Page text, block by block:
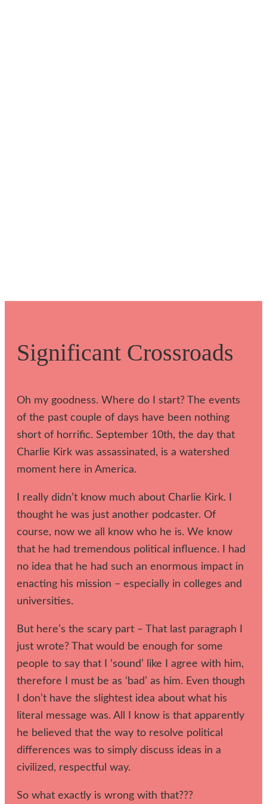
Significant Crossroads
Oh my goodness. Where do I start? The events
of the past couple of days have been nothing
short of horrific. September 10th, the day that
Charlie Kirk was assassinated, is a watershed
moment here in America.
I really didn’t know much about Charlie Kirk. I
thought he was just another podcaster. Of
course, now we all know who he is. We know
that he had tremendous political influence. I had
no idea that he had such an enormous impact in
enacting his mission – especially in colleges and
universities.
But here’s the scary part – That last paragraph I
just wrote? That would be enough for some
people to say that I ‘sound’ like I agree with him,
therefore I must be as ‘bad’ as him. Even though
I don’t have the slightest idea about what his
literal message was. All I know is that apparently
he believed that the way to resolve political
differences was to simply discuss ideas in a
civilized, respectful way.
So what exactly is wrong with that???